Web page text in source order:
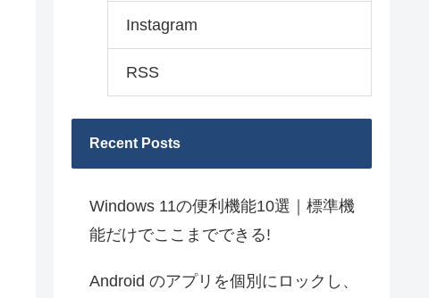
Instagram
RSS
Recent Posts
Windows 11の便利機能10選｜標準機
能だけでここまでできる!
Android のアプリを個別にロックし、